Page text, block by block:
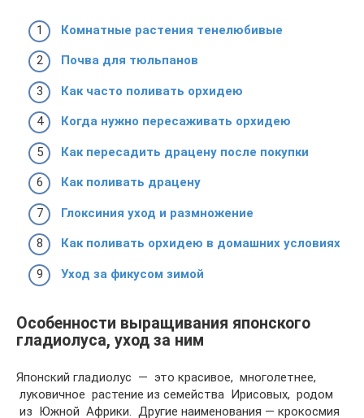
Комнатные растения тенелюбивые
Почва для тюльпанов
Как часто поливать орхидею
Когда нужно пересаживать орхидею
Как пересадить драцену после покупки
Как поливать драцену
Глоксиния уход и размножение
Как поливать орхидею в домашних условиях
Уход за фикусом зимой
Особенности выращивания японского
гладиолуса, уход за ним
Японский гладиолус — это красивое, многолетнее,
луковичное растение из семейства Ирисовых, родом
из Южной Африки. Другие наименования — крокосмия